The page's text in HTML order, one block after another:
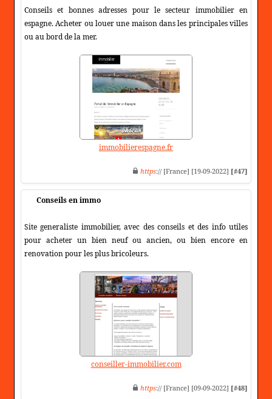
Conseils et bonnes adresses pour le secteur immobilier en
espagne. Acheter ou louer une maison dans les principales villes
ou au bord de la mer.
immobilierespagne.fr
https:// [France] [19-09-2022] [#47]
Conseils en immo
Site generaliste immobilier, avec des conseils et des info utiles
pour acheter un bien neuf ou ancien, ou bien encore en
renovation pour les plus bricoleurs.
conseiller-immobilier.com
https:// [France] [09-09-2022] [#48]